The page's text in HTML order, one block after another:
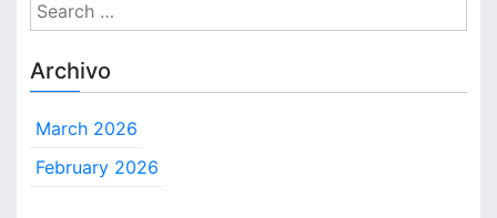
e
a
r
h
Archivo
March 2026
February 2026